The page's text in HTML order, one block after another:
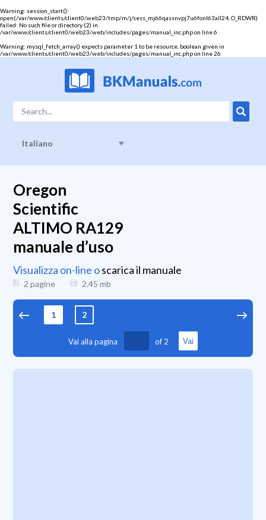
Warning: session_start():
open(/var/www/clients/client0/web23/tmp/m/j/sess_mj66qassnvpj7u6fonl63all24, O_RDWR)
failed: No such file or directory (2) in
/var/www/clients/client0/web23/web/includes/pages/manual_inc.phpon line6
Warning: mysql_fetch_array() expects parameter 1 to be resource, boolean given in
/var/www/clients/client0/web23/web/includes/pages/manual_inc.phpon line26
Italiano
Oregon
Scientific
ALTIMO RA129
manuale d’uso
Visualizza on-line oscarica il manuale
2 pagine 2.45 mb
1 2
Vai alla pagina of 2 Vai